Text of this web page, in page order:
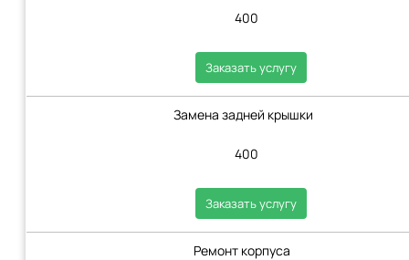
400
Заказать услугу
Замена задней крышки
400
Заказать услугу
Ремонт корпуса